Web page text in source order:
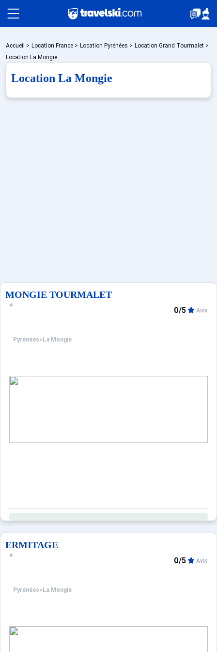
Packages
🚆Train de nuit
Accueil > Location France > Location Pyrénées > Location Grand Tourmalet >
Location La Mongie
Location La Mongie
MONGIE TOURMALET
Pyrénées> La Mongie
0/5 Avis
ERMITAGE
Pyrénées> La Mongie
0/5 Avis